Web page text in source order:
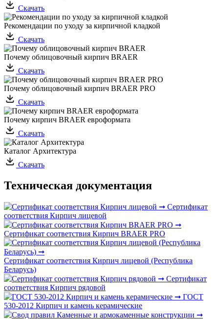
Скачать
Рекомендации по уходу за кирпичной кладкой
Скачать
Почему облицовочный кирпич BRAER
Скачать
Почему облицовочный кирпич BRAER PRO
Скачать
Почему кирпич BRAER евроформата
Скачать
Каталог Архитектура
Скачать
Техническая документация
Сертификат
соответствия Кирпич лицевой
Сертификат соответствия Кирпич BRAER PRO
Сертификат соответствия Кирпич лицевой (Республика
Беларусь)
Сертификат
соответствия Кирпич рядовой
ГОСТ
530-2012 Кирпич и камень керамические